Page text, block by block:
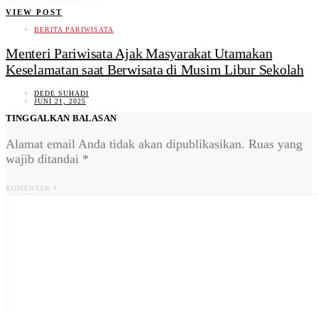
VIEW POST
BERITA PARIWISATA
Menteri Pariwisata Ajak Masyarakat Utamakan
Keselamatan saat Berwisata di Musim Libur Sekolah
DEDE SUHADI
JUNI 21, 2025
TINGGALKAN BALASAN
Alamat email Anda tidak akan dipublikasikan. Ruas yang
wajib ditandai *
KOMENTAR *